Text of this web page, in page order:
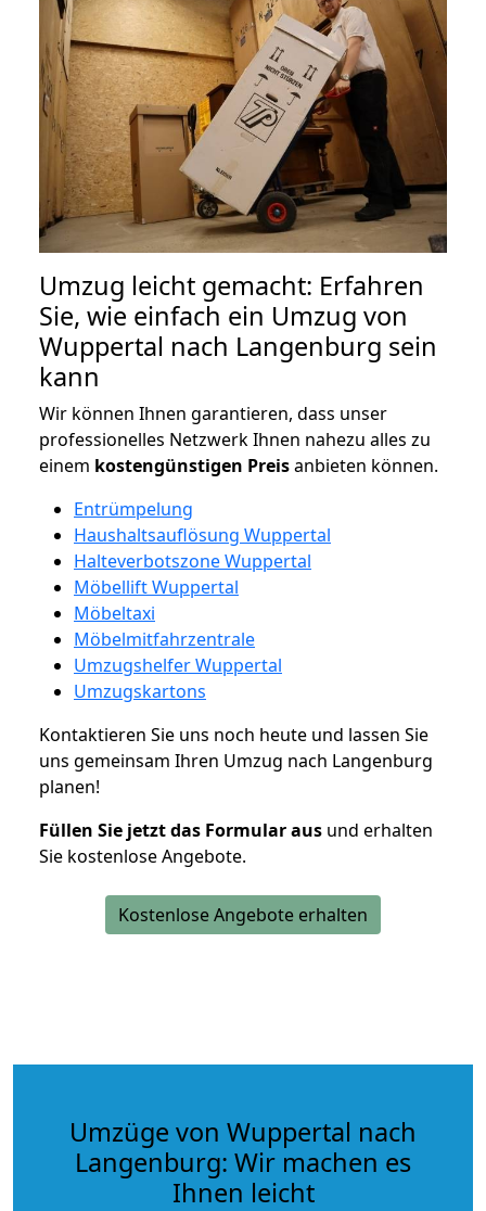
Umzug leicht gemacht: Erfahren
Sie, wie einfach ein Umzug von
Wuppertal nach Langenburg sein
kann
Wir können Ihnen garantieren, dass unser
professionelles Netzwerk Ihnen nahezu alles zu
einem kostengünstigen Preisanbieten können.
Entrümpelung
Haushaltsauflösung Wuppertal
Halteverbotszone Wuppertal
Möbellift Wuppertal
Möbeltaxi
Möbelmitfahrzentrale
Umzugshelfer Wuppertal
Umzugskartons
Kontaktieren Sie uns noch heute und lassen Sie
uns gemeinsam Ihren Umzug nach Langenburg
planen!
Füllen Sie jetzt das Formular aus und erhalten
Sie kostenlose Angebote.
Kostenlose Angebote erhalten
Umzüge von Wuppertal nach
Langenburg: Wir machen es
Ihnen leicht